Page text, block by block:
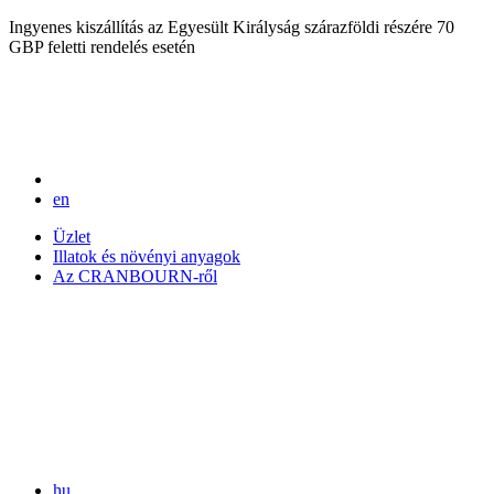
Ingyenes kiszállítás az Egyesült Királyság szárazföldi részére 70
GBP feletti rendelés esetén
en
Üzlet
Illatok és növényi anyagok
Az CRANBOURN-ről
hu